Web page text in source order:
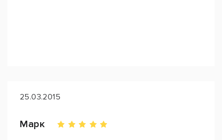
25.03.2015
Марк